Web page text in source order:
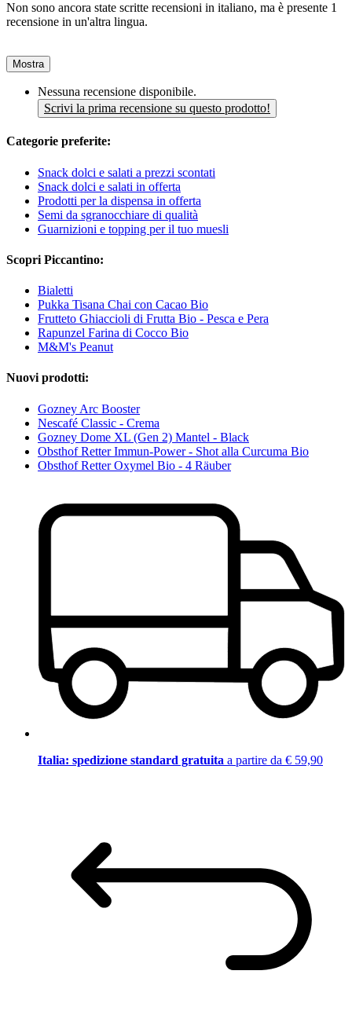
Non sono ancora state scritte recensioni in italiano, ma è presente 1
recensione in un'altra lingua.
Mostra
Nessuna recensione disponibile.
Scrivi la prima recensione su questo prodotto!
Categorie preferite:
Snack dolci e salati a prezzi scontati
Snack dolci e salati in offerta
Prodotti per la dispensa in offerta
Semi da sgranocchiare di qualità
Guarnizioni e topping per il tuo muesli
Scopri Piccantino:
Bialetti
Pukka Tisana Chai con Cacao Bio
Frutteto Ghiaccioli di Frutta Bio - Pesca e Pera
Rapunzel Farina di Cocco Bio
M&M's Peanut
Nuovi prodotti:
Gozney Arc Booster
Nescafé Classic - Crema
Gozney Dome XL (Gen 2) Mantel - Black
Obsthof Retter Immun-Power - Shot alla Curcuma Bio
Obsthof Retter Oxymel Bio - 4 Räuber
Italia: spedizione standard gratuita a partire da € 59,90